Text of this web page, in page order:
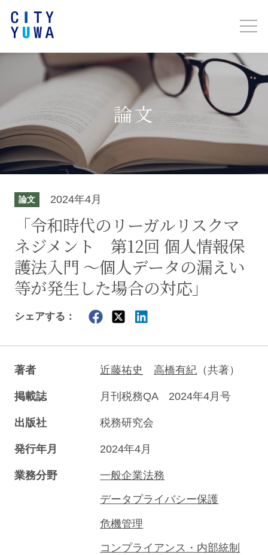
論文
論文 2024年4月
「令和時代のリーガルリスクマ
ネジメント 第12回 個人情報保
護法入門 ～個人データの漏えい
等が発生した場合の対応」
シェアする：
著者 近藤祐史 高橋有紀 （共著）
掲載誌 月刊税務QA 2024年4月号
出版社 税務研究会
発行年月 2024年4月
業務分野 一般企業法務
データプライバシー保護
危機管理
コンプライアンス・内部統制